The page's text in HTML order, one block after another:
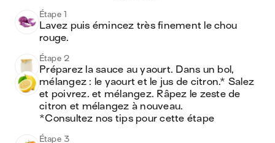
Étape 1
Lavez puis émincez très finement le chou
rouge.
Étape 2
Préparez la sauce au yaourt. Dans un bol,
mélangez : le yaourt et le jus de citron.* Salez
et poivrez. et mélangez. Râpez le zeste de
citron et mélangez à nouveau.
*Consultez nos tips pour cette étape
Étape 3